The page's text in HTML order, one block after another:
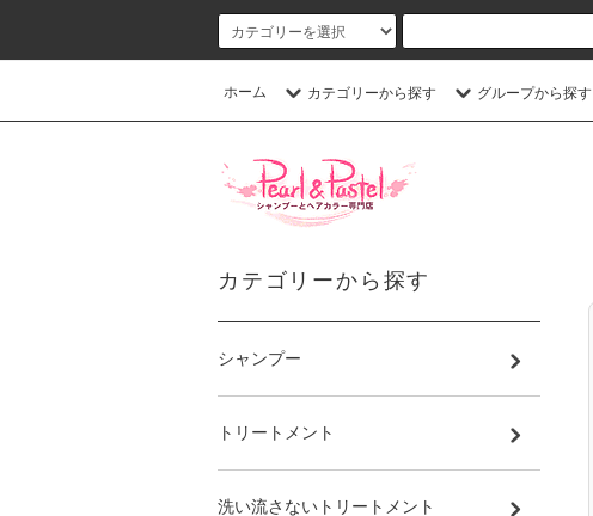
ホーム カテゴリーから探す グループから探す
カテゴリーから探す
シャンプー
トリートメント
洗い流さないトリートメント